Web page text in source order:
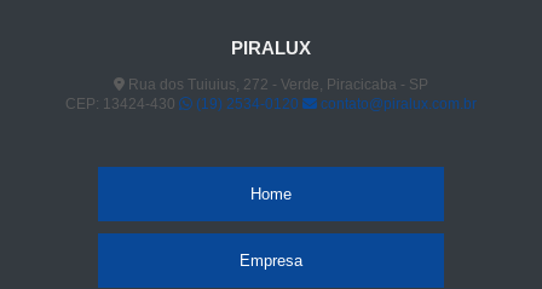
PIRALUX
Rua dos Tuiuius, 272 - Verde, Piracicaba - SP
CEP: 13424-430
(19) 2534-0120 contato@piralux.com.br
Home
Empresa